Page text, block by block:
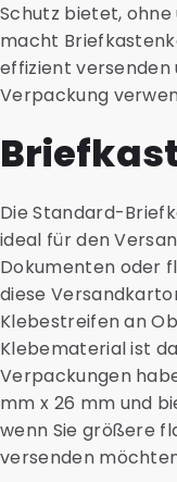
Schutz bietet, ohne
macht
effizient versenden
Verpackung
Die Standard-
ideal für den
Dokumenten oder
diese
Klebestreifen an
Klebematerial ist
Verpackungen
mm x 26 mm und
wenn Sie größere
versenden